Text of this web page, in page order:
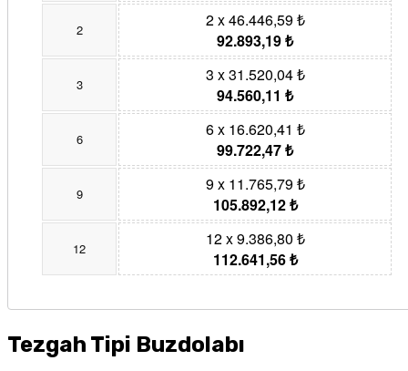
2
2 x 46.446,59 ₺
92.893,19 ₺
3
3 x 31.520,04 ₺
94.560,11 ₺
6
6 x 16.620,41 ₺
99.722,47 ₺
9
9 x 11.765,79 ₺
105.892,12 ₺
12
12 x 9.386,80 ₺
112.641,56 ₺
Tezgah Tipi Buzdolabı